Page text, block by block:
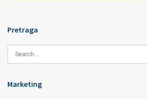
Pretraga
Marketing